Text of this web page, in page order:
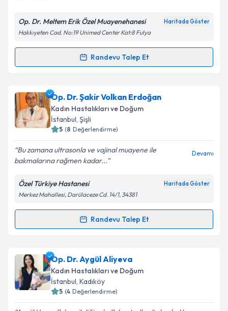
Kişisel verilerimin işlenmesine ilişkin
Metni'ni okudum ve kişisel verilerimin belirtilen
Takvim Talebini Gönder
Op. Dr. Meltem Erik Özel Muayenehanesi Haritada Göster
Hakkıyeten Cad. No:19 Unimed Center Kat:8 Fulya
Randevu Talep Et
Randevu Takvimi Talebi
Op. Dr. Meltem Erikiçin randevu takvimi talebi
oluşturun. Size bu uzmandan randevu almanız için bir
takvim hazırlandığında e-posta ile bilgilendireceğiz.
Kişisel verilerimin işlenmesine ilişkin
Aydınlatma
Metni'ni okudum ve kişisel verilerimin belirtilen
kapsamda işlenmesini kabul ediyorum.
Op. Dr. Şakir Volkan Erdoğan
Kadın Hastalıkları ve Doğum
İstanbul, Şişli
5 (8 Değerlendirme)
Bu zamana ultrasonla ve vajinal muayene ile
bakmalarına rağmen kadar...
Devamı
Özel Türkiye Hastanesi Haritada Göster
Merkez Mahallesi, Darülaceze Cd. 14/1, 34381
Randevu Talep Et
Randevu Takvimi Talebi
Op. Dr. Şakir Volkan Erdoğan
talebi oluşturun. Size bu uzmandan randevu almanız
için bir takvim hazırlandığında e-posta ile
bilgilendireceğiz.
E-posta Adresiniz
Op. Dr. Aygül Aliyeva
Kadın Hastalıkları ve Doğum
İstanbul, Kadıköy
5 (4 Değerlendirme)